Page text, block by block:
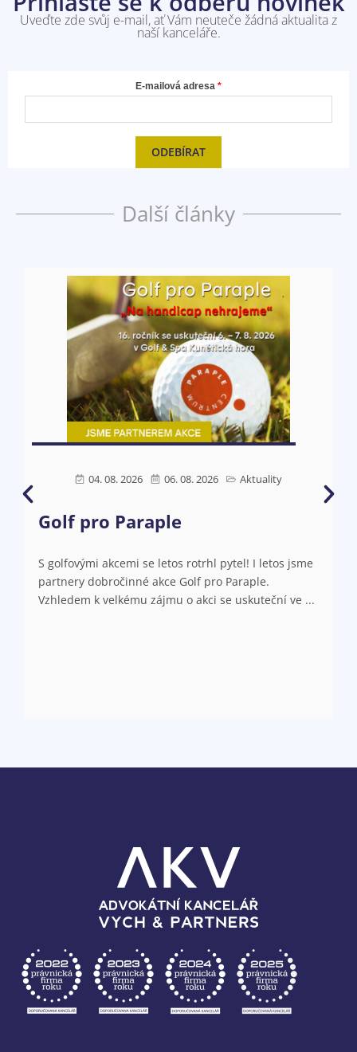
Uveďte zde svůj e-mail, ať Vám neuteče žádná aktualita z
naší kanceláře.
E-mailová adresa
ODEBÍRAT
Další články
04. 08. 2026 06. 08. 2026 Aktuality
Golf pro Paraple
S golfovými akcemi se letos rotrhl pytel! I letos jsme
partnery dobročinné akce Golf pro Paraple.
Vzhledem k velkému zájmu o akci se uskuteční ve ...